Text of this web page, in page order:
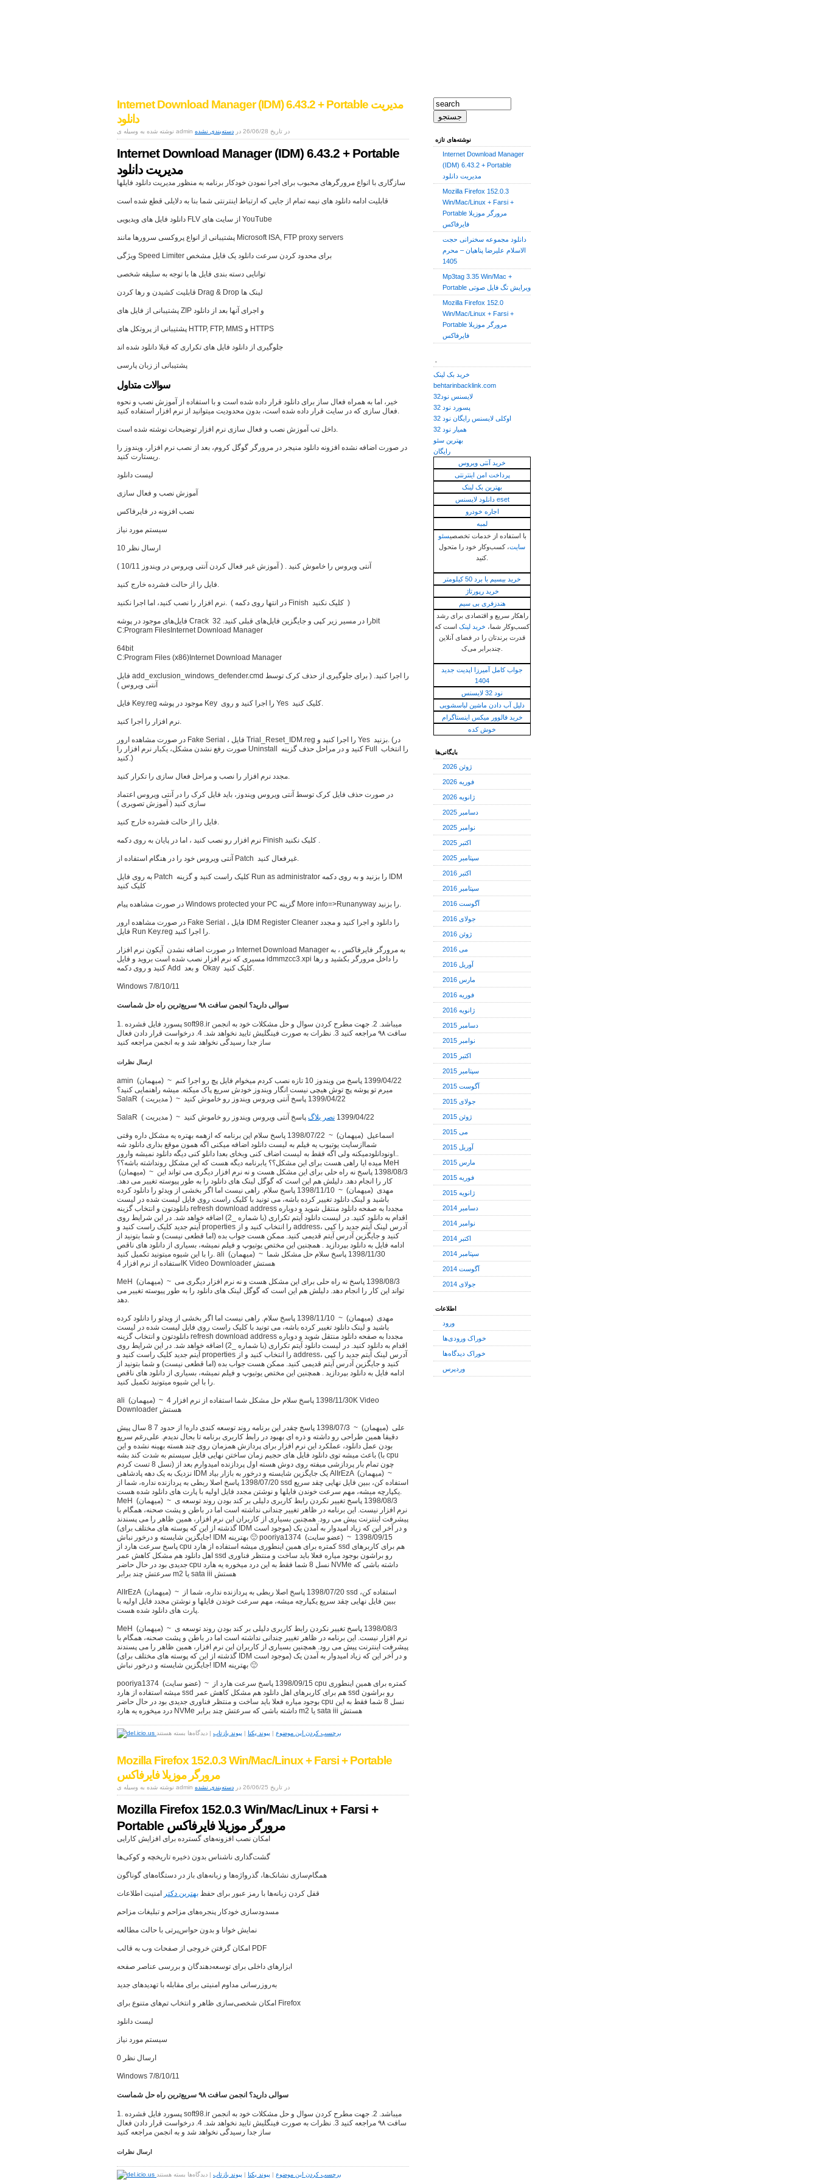
Internet Download Manager (IDM) 6.43.2 + Portable مدیریت
دانلود
نوشته شده به وسیله ی admin در تاریخ 26/06/28 در دسته‌بندی نشده
Internet Download Manager (IDM) 6.43.2 + Portable
مدیریت دانلود
سازگاری با انواع مرورگرهای محبوب برای اجرا نمودن خودکار برنامه به منظور مدیریت دانلود فایلها
قابلیت ادامه دانلود های نیمه تمام از جایی که ارتباط اینترنتی شما بنا به دلایلی قطع شده است
دانلود فایل های ویدیویی FLV از سایت های YouTube
پشتیبانی از انواع پروکسی سرورها مانند Microsoft ISA, FTP proxy servers
ویژگی Speed Limiter برای محدود کردن سرعت دانلود یک فایل مشخص
توانایی دسته بندی فایل ها با توجه به سلیقه شخصی
قابلیت کشیدن و رها کردن Drag & Drop لینک ها
پشتیبانی از فایل های ZIP و اجرای آنها بعد از دانلود
پشتیبانی از پروتکل های HTTP, FTP, MMS و HTTPS
جلوگیری از دانلود فایل های تکراری که قبلا دانلود شده اند
پشتیبانی از زبان پارسی
سوالات متداول
خیر، اما به همراه فعال ساز برای دانلود قرار داده شده است و با استفاده از آموزش نصب و نحوه
فعال سازی که در سایت قرار داده شده است، بدون محدودیت میتوانید از نرم افزار استفاده کنید.
داخل تب آموزش نصب و فعال سازی نرم افزار توضیحات نوشته شده است.
در صورت اضافه نشده افزونه دانلود منیجر در مرورگر گوگل کروم، بعد از نصب نرم افزار، ویندوز را
ریستارت کنید.
لیست دانلود
آموزش نصب و فعال سازی
نصب افزونه در فایرفاکس
سیستم مورد نیاز
ارسال نظر 10
آنتی ویروس را خاموش کنید . ( آموزش غیر فعال کردن آنتی ویروس در ویندوز 10/11 )
فایل را از حالت فشرده خارج کنید.
نرم افزار را نصب کنید، اما اجرا نکنید. ( در انتها روی دکمه Finish کلیک نکنید )
فایل‌های موجود در پوشه Crack را در مسیر زیر کپی و جایگزین فایل‌های قبلی کنید. 32bit
C:Program FilesInternet Download Manager
64bit
C:Program Files (x86)Internet Download Manager
فایل add_exclusion_windows_defender.cmd را اجرا کنید. ( برای جلوگیری از حذف کرک توسط
آنتی ویروس )
فایل Key.reg موجود در پوشه Key را اجرا کنید و روی Yes کلیک کنید.
نرم افزار را اجرا کنید.
در صورت مشاهده ارور Fake Serial ، فایل Trial_Reset_IDM.reg را اجرا کنید و Yes بزنید. (در
صورت رفع نشدن مشکل، یکبار نرم افزار را Uninstall کنید و در مراحل حذف گزینه Full را انتخاب
کنید.)
مجدد نرم افزار را نصب و مراحل فعال سازی را تکرار کنید.
در صورت حذف فایل کرک توسط آنتی ویروس ویندوز، باید فایل کرک را در آنتی ویروس اعتماد
سازی کنید ( آموزش تصویری )
فایل را از حالت فشرده خارج کنید.
نرم افزار رو نصب کنید ، اما در پایان به روی دکمه Finish کلیک نکنید .
آنتی ویروس خود را در هنگام استفاده از Patch غیرفعال کنید.
به روی فایل Patch کلیک راست کنید و گزینه Run as administrator را بزنید و به روی دکمه IDM
کلیک کنید
در صورت مشاهده پیام Windows protected your PC گزینه More info=>Runanyway را بزنید.
در صورت مشاهده ارور Fake Serial ، فایل IDM Register Cleaner را دانلود و اجرا کنید و مجدد
فایل Run Key.reg را اجرا کنید.
در صورت اضافه نشدن آیکون نرم افزار Internet Download Manager به مرورگر فایرفاکس ، به
مسیری که نرم افزار نصب شده است بروید و فایل idmmzcc3.xpi را داخل مرورگر بکشید و رها
کنید و روی دکمه Add و بعد Okay کلیک کنید.
Windows 7/8/10/11
سوالی دارید؟ انجمن سافت ٩٨ سریع‌ترین راه حل شماست
1. پسورد فایل فشرده soft98.ir میباشد. 2. جهت مطرح کردن سوال و حل مشکلات خود به انجمن
سافت ٩٨ مراجعه کنید 3. نظرات به صورت فینگلیش تایید نخواهد شد. 4. درخواست قرار دادن فعال
ساز جدا رسیدگی نخواهد شد و به انجمن مراجعه کنید
ارسال نظرات
amin (ميهمان) ~ 1399/04/22 پاسخ من ویندوز 10 تازه نصب کردم میخوام فایل پچ رو اجرا کنم
میرم تو پوشه پچ توش هیچی نیست انگار ویندوز خودش سریع پاک میکنه. میشه راهنمایی کنید؟
SalaR ( مديریت ) ~ 1399/04/22 پاسخ آنتی ویروس ویندوز رو خاموش کنید
SalaR ( مديریت ) ~ 1399/04/22 نصر بلاگ پاسخ آنتی ویروس ویندوز رو خاموش کنید
اسماعیل (ميهمان) ~ 1398/07/22 پاسخ سلام این برنامه که ازهمه بهتره یه مشکل داره وقتی
شماازسایت یوتیوب یه فیلم به لیست دانلود اضافه میکنی اگه همون موقع بذاری دانلود شه
..اونودانلودمیکنه ولی اگه فقط به لیست اضاف کنی وبخای بعدا دانلو کنی دیگه دانلود نمیشه وارور
میده ایا راهی هست برای این مشکل؟؟ یابرنامه دیگه هست که این مشکل رونداشته باشه؟؟ MeH
(ميهمان) ~ 1398/08/3 پاسخ نه راه حلی برای این مشکل هست و نه نرم افزار دیگری می تواند این
کار را انجام دهد. دلیلش هم این است که گوگل لینک های دانلود را به طور پیوسته تغییر می دهد.
مهدی (ميهمان) ~ 1398/11/10 پاسخ سلام. راهی نیست اما اگر بخشی از ویدئو را دانلود کرده
باشید و لینک دانلود تغییر کرده باشه، می تونید با کلیک راست روی فایل لیست شده در لیست
دانلودتون و انتخاب گزینه refresh download address مجددا به صفحه دانلود منتقل شوید و دوباره
اقدام به دانلود کنید. در لیست دانلود آیتم تکراری (با شماره _2) اضافه خواهد شد. در این شرایط روی
آیتم جدید کلیک راست کنید و properties را انتخاب کنید و از address، آدرس لینک آیتم جدید را کپی
کنید و جایگزین آدرس آیتم قدیمی کنید. ممکن هست جواب بده (اما قطعی نیست) و شما بتونید از
ادامه فایل به دانلود بپردازید . همچنین این مختص یوتیوپ و فیلم نمیشه، بسیاری از دانلود های ناقص
را با این شیوه میتونید تکمیل کنید. ali (ميهمان) ~ 1398/11/30 پاسخ سلام حل مشکل شما
استفاده از نرم افزار 4K Video Downloader هستش
MeH (ميهمان) ~ 1398/08/3 پاسخ نه راه حلی برای این مشکل هست و نه نرم افزار دیگری می
تواند این کار را انجام دهد. دلیلش هم این است که گوگل لینک های دانلود را به طور پیوسته تغییر می
دهد.
مهدی (ميهمان) ~ 1398/11/10 پاسخ سلام. راهی نیست اما اگر بخشی از ویدئو را دانلود کرده
باشید و لینک دانلود تغییر کرده باشه، می تونید با کلیک راست روی فایل لیست شده در لیست
دانلودتون و انتخاب گزینه refresh download address مجددا به صفحه دانلود منتقل شوید و دوباره
اقدام به دانلود کنید. در لیست دانلود آیتم تکراری (با شماره _2) اضافه خواهد شد. در این شرایط روی
آیتم جدید کلیک راست کنید و properties را انتخاب کنید و از address، آدرس لینک آیتم جدید را کپی
کنید و جایگزین آدرس آیتم قدیمی کنید. ممکن هست جواب بده (اما قطعی نیست) و شما بتونید از
ادامه فایل به دانلود بپردازید . همچنین این مختص یوتیوپ و فیلم نمیشه، بسیاری از دانلود های ناقص
را با این شیوه میتونید تکمیل کنید.
ali (ميهمان) ~ 1398/11/30 پاسخ سلام حل مشکل شما استفاده از نرم افزار 4K Video
Downloader هستش
علی (ميهمان) ~ 1398/07/3 پاسخ چقدر این برنامه روند توسعه کندی داره! از حدود 7 8 سال پیش
دقیقا همین طراحی رو داشته و ذره ای بهبود در رابط کاربری برنامه تا بحال ندیدم. علی‌رغم سریع
بودن عمل دانلود، عملکرد این نرم افزار برای پردازش همزمان روی چند هسته بهینه نشده و این
باعث میشه توی دانلود فایل های حجیم زمان ساختن نهایی فایل سیستم به شدت کند بشه (با cpu
نسل 8 تست کردم) چون تمام بار پردازشی میفته روی دوش هسته اول پردازنده امیدوارم بعد از
نزدیک به یک دهه پادشاهی IDM یک جایگزین شایسته و درخور به بازار بیاد AlIrEzA (ميهمان) ~
1398/07/20 پاسخ اصلا ربطی به پردازنده نداره، شما از ssd استفاده کن، ببین فایل نهایی چقد سریع
یکپارچه میشه، مهم سرعت خوندن فایلها و نوشتن مجدد فایل اولیه با پارت های دانلود شده هست.
MeH (ميهمان) ~ 1398/08/3 پاسخ تغییر نکردن رابط کاربری دلیلی بر کند بودن روند توسعه ی
نرم افزار نیست. این برنامه در ظاهر تغییر چندانی نداشته است اما در باطن و پشت صحنه، همگام با
پیشرفت اینترنت پیش می رود. همچنین بسیاری از کاربران این نرم افزار، همین ظاهر را می پسندند
(گذشته از این که پوسته های مختلف برای IDM موجود است) و در آخر این که زیاد امیدوار به آمدن یک
جایگزین شایسته و درخور نباش! IDM بهترینه 🙂 pooriya1374 (عضو سايت) ~ 1398/09/15
پاسخ سرعت هارد از cpu کمتره برای همین اینطوری میشه استفاده از هارد ssd هم برای کاربرهای
اهل دانلود هم مشکل کاهش عمر ssd رو براشون بوجود میاره فعلا باید ساخت و منتظر فناوری
جدیدی بود در حال حاضر cpu نسل 8 شما فقط به این درد میخوره یه هارد NVMe داشته باشی که
سرعتش چند برابر m2 یا sata iii هستش
AlIrEzA (ميهمان) ~ 1398/07/20 پاسخ اصلا ربطی به پردازنده نداره، شما از ssd استفاده کن،
ببین فایل نهایی چقد سریع یکپارچه میشه، مهم سرعت خوندن فایلها و نوشتن مجدد فایل اولیه با
پارت های دانلود شده هست.
MeH (ميهمان) ~ 1398/08/3 پاسخ تغییر نکردن رابط کاربری دلیلی بر کند بودن روند توسعه ی
نرم افزار نیست. این برنامه در ظاهر تغییر چندانی نداشته است اما در باطن و پشت صحنه، همگام با
پیشرفت اینترنت پیش می رود. همچنین بسیاری از کاربران این نرم افزار، همین ظاهر را می پسندند
(گذشته از این که پوسته های مختلف برای IDM موجود است) و در آخر این که زیاد امیدوار به آمدن یک
جایگزین شایسته و درخور نباش! IDM بهترینه 🙂
pooriya1374 (عضو سايت) ~ 1398/09/15 پاسخ سرعت هارد از cpu کمتره برای همین اینطوری
میشه استفاده از هارد ssd هم برای کاربرهای اهل دانلود هم مشکل کاهش عمر ssd رو براشون
بوجود میاره فعلا باید ساخت و منتظر فناوری جدیدی بود در حال حاضر cpu نسل 8 شما فقط به این
درد میخوره یه هارد NVMe داشته باشی که سرعتش چند برابر m2 یا sata iii هستش
برچسب کردن این موضوع | پیوند یکتا | پیوند بازتاب | دیدگاه‌ها
برای
Manager
(IDM)
6.43.2
+
Portable
مدیریت
دانلود
بسته هستند
Mozilla Firefox 152.0.3 Win/Mac/Linux + Farsi + Portable
مرورگر موزیلا فایرفاکس
نوشته شده به وسیله ی admin در تاریخ 26/06/25 در دسته‌بندی نشده
Mozilla Firefox 152.0.3 Win/Mac/Linux + Farsi +
Portable مرورگر موزیلا فایرفاکس
امکان نصب افزونه‌های گسترده برای افزایش کارایی
گشت‌گذاری ناشناس بدون ذخیره تاریخچه و کوکی‌ها
همگام‌سازی نشانک‌ها، گذرواژه‌ها و زبانه‌های باز در دستگاه‌های گوناگون
قفل کردن زبانه‌ها با رمز عبور برای حفظ بهترین دکتر امنیت اطلاعات
مسدودسازی خودکار پنجره‌های مزاحم و تبلیغات مزاحم
نمایش خوانا و بدون حواس‌پرتی با حالت مطالعه
امکان گرفتن خروجی از صفحات وب به قالب PDF
ابزارهای داخلی برای توسعه‌دهندگان و بررسی عناصر صفحه
به‌روزرسانی مداوم امنیتی برای مقابله با تهدیدهای جدید
امکان شخصی‌سازی ظاهر و انتخاب تم‌های متنوع برای Firefox
لیست دانلود
سیستم مورد نیاز
ارسال نظر 0
Windows 7/8/10/11
سوالی دارید؟ انجمن سافت ٩٨ سریع‌ترین راه حل شماست
1. پسورد فایل فشرده soft98.ir میباشد. 2. جهت مطرح کردن سوال و حل مشکلات خود به انجمن
سافت ٩٨ مراجعه کنید 3. نظرات به صورت فینگلیش تایید نخواهد شد. 4. درخواست قرار دادن فعال
ساز جدا رسیدگی نخواهد شد و به انجمن مراجعه کنید
ارسال نظرات
برچسب کردن این موضوع | پیوند یکتا | پیوند بازتاب | دیدگاه‌ها
برای بسته هستند
نوشته‌های تازه
Internet Download Manager
(IDM) 6.43.2 + Portable
مدیریت دانلود
Mozilla Firefox 152.0.3
Win/Mac/Linux + Farsi +
Portable مرورگر موزیلا
فایرفاکس
دانلود مجموعه سخنرانی حجت
الاسلام علیرضا پناهیان – محرم
1405
Mp3tag 3.35 Win/Mac +
Portable ویرایش تگ فایل صوتی
Mozilla Firefox 152.0
Win/Mac/Linux + Farsi +
Portable مرورگر موزیلا
فایرفاکس
خرید بک لینک
behtarinbacklink.com
لایسنس نود32
پسورد نود 32
اوکلی لایسنس رایگان نود 32
همیار نود 32
بهترین سئو
رایگان
خرید آنتی ویروس
پرداخت امن اینترنتی
بهترین بک لینک
دانلود لایسنس eset
اجاره خودرو
لمبه
با استفاده از خدمات تخصصیسئو
سایت، کسب‌وکار خود را متحول
کنید.
خرید بیسیم با برد 50 کیلومتر
خرید رپورتاژ
هندزفری بی سیم
راهکار سریع و اقتصادی برای رشد
کسب‌وکار شما، خرید لینک است که
قدرت برندتان را در فضای آنلاین
جواب کامل آمیرزا اپدیت جدید
1404
نود 32 لایسنس
دلیل آب دادن ماشین لباسشویی
خرید فالوور میکس اینستاگرام
خوش کده
بایگانی‌ها
ژوئن 2026
فوریه 2026
ژانویه 2026
دسامبر 2025
نوامبر 2025
اکتبر 2025
سپتامبر 2025
اکتبر 2016
سپتامبر 2016
آگوست 2016
جولای 2016
ژوئن 2016
می 2016
آوریل 2016
مارس 2016
فوریه 2016
ژانویه 2016
دسامبر 2015
نوامبر 2015
اکتبر 2015
سپتامبر 2015
آگوست 2015
جولای 2015
ژوئن 2015
می 2015
آوریل 2015
مارس 2015
فوریه 2015
ژانویه 2015
دسامبر 2014
نوامبر 2014
اکتبر 2014
سپتامبر 2014
آگوست 2014
جولای 2014
اطلاعات
ورود
خوراک ورودی‌ها
خوراک دیدگاه‌ها
وردپرس